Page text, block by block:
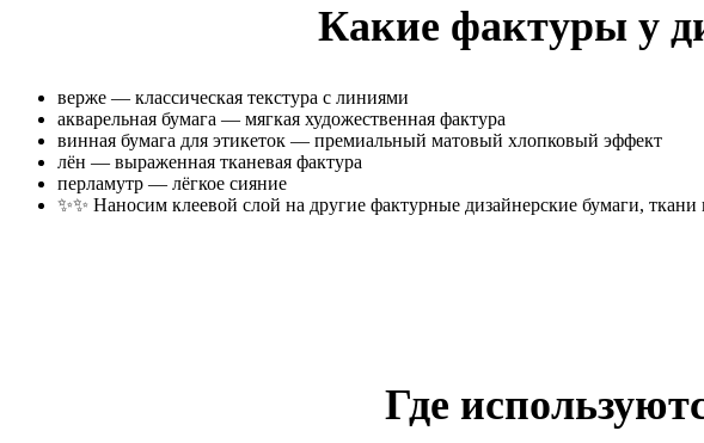
Какие фактуры у
верже — классическая текстура с линиями
акварельная бумага — мягкая художественная фактура
винная бумага для этикеток — премиальный матовый хлопковый эффект
лён — выраженная тканевая фактура
перламутр — лёгкое сияние
✨✨ Наносим клеевой слой на другие фактурные дизайнерские бумаги,
Где